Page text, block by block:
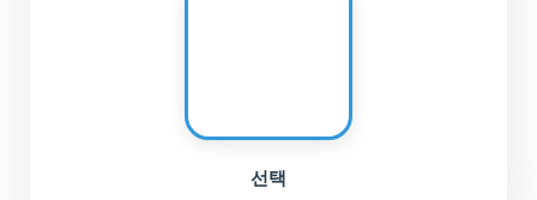
선택